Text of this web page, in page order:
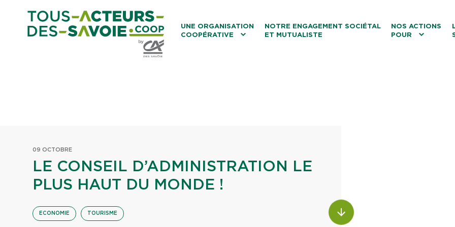
UNE ORGANISATION
COOPÉRATIVE
NOTRE ENGAGEMENT SOCIÉTAL
ET MUTUALISTE
NOS ACTIONS
POUR
09 OCTOBRE
LE CONSEIL D’ADMINISTRATION LE
PLUS HAUT DU MONDE !
ECONOMIE TOURISME